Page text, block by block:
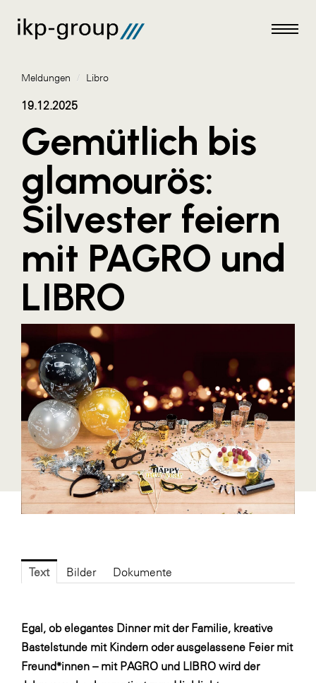
Meldungen
AKTUELLES
ACO
ALEX Krems
Amazon Web Services
Artweger
AustroCel Hallein
Bundesverband Sonnenschutztechnik
Cineplexx
Colmobil Austria
Controller Institut
Darbo
Designer Outlets Parndorf und Salzburg
DOMOFERM
EY
FG UBIT Salzburg
Fressnapf
FRoSTA
Meldungen / Libro
19.12.2025
Gemütlich bis
glamourös:
Silvester feiern
mit PAGRO und
LIBRO
Text Bilder Dokumente
Egal, ob elegantes Dinner mit der Familie, kreative
Bastelstunde mit Kindern oder ausgelassene Feier mit
Freund*innen – mit PAGRO und LIBRO wird der